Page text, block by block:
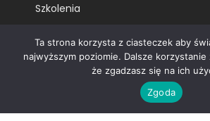
Szkolenia
Regulamin prywatności
Ta strona korzysta z ciasteczek aby
najwyższym poziomie. Dalsze
że zgadzasz się na ich
Zgoda